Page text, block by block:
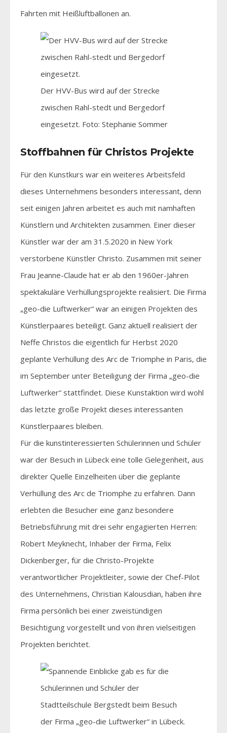
Fahrten mit Heißluftballonen an.
Der HVV-Bus wird auf der Strecke
zwischen Rahl-stedt und Bergedorf
eingesetzt. Foto: Stephanie Sommer
Stoffbahnen für Christos Projekte
Für den Kunstkurs war ein weiteres Arbeitsfeld
dieses Unternehmens besonders interessant, denn
seit einigen Jahren arbeitet es auch mit namhaften
Künstlern und Architekten zusammen. Einer dieser
Künstler war der am 31.5.2020 in New York
verstorbene Künstler Christo. Zusammen mit seiner
Frau Jeanne-Claude hat er ab den 1960er-Jahren
spektakuläre Verhüllungsprojekte realisiert. Die Firma
„geo-die Luftwerker“ war an einigen Projekten des
Künstlerpaares beteiligt. Ganz aktuell realisiert der
Neffe Christos die eigentlich für Herbst 2020
geplante Verhüllung des Arc de Triomphe in Paris, die
im September unter Beteiligung der Firma „geo-die
Luftwerker“ stattfindet. Diese Kunstaktion wird wohl
das letzte große Projekt dieses interessanten
Künstlerpaares bleiben.
Für die kunstinteressierten Schülerinnen und Schüler
war der Besuch in Lübeck eine tolle Gelegenheit, aus
direkter Quelle Einzelheiten über die geplante
Verhüllung des Arc de Triomphe zu erfahren. Dann
erlebten die Besucher eine ganz besondere
Betriebsführung mit drei sehr engagierten Herren:
Robert Meyknecht, Inhaber der Firma, Felix
Dickenberger, für die Christo-Projekte
verantwortlicher Projektleiter, sowie der Chef-Pilot
des Unternehmens, Christian Kalousdian, haben ihre
Firma persönlich bei einer zweistündigen
Besichtigung vorgestellt und von ihren vielseitigen
Projekten berichtet.